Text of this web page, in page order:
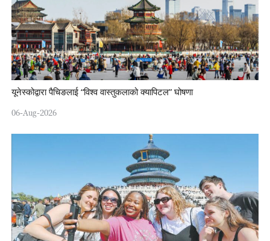
यूनेस्कोद्वारा पैचिङलाई “विश्व वास्तुकलाको क्यापिटल” घोषणा
06-Aug-2026